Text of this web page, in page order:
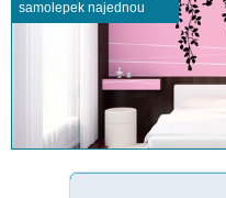
samolepek najednou